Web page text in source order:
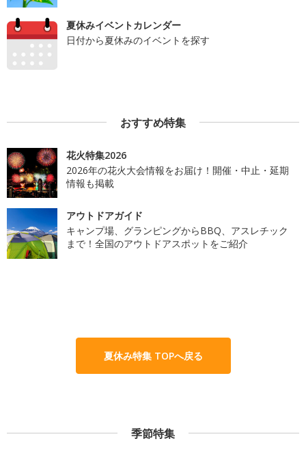
夏休みイベントカレンダー
日付から夏休みのイベントを探す
おすすめ特集
花火特集2026
2026年の花火大会情報をお届け！開催・中止・延期
情報も掲載
アウトドアガイド
キャンプ場、グランピングからBBQ、アスレチック
まで！全国のアウトドアスポットをご紹介
夏休み特集 TOPへ戻る
季節特集